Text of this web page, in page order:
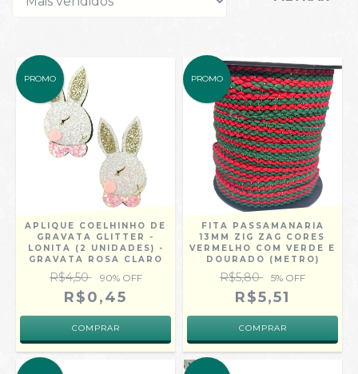
PROMO
APLIQUE COELHINHO DE
GRAVATA GLITTER -
LONITA (2 UNIDADES) -
GRAVATA ROSA CLARO
R$4,50 90% OFF
R$0,45
PROMO
FITA PASSAMANARIA
13MM ZIG ZAG CORES
VERMELHO COM VERDE E
DOURADO (METRO)
R$5,80 5% OFF
R$5,51